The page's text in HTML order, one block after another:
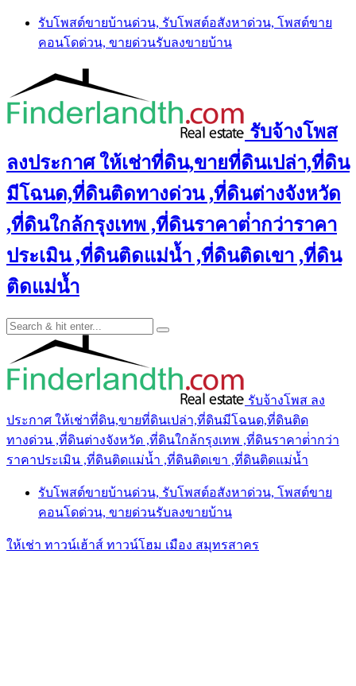
Skip
content
รับโพสต์ขายบ้านด่วน, รับโพสต์อสังหาด่วน, โพสต์ขาย
คอนโดด่วน, ขายด่วนรับลงขายบ้าน
รับจ้างโพส
ลงประกาศ ให้เช่าที่ดิน,ขายที่ดินเปล่า,ที่ดิน
มีโฉนด,ที่ดินติดทางด่วน ,ที่ดินต่างจังหวัด
,ที่ดินใกล้กรุงเทพ ,ที่ดินราคาต่ํากว่าราคา
ประเมิน ,ที่ดินติดแม่น้ำ ,ที่ดินติดเขา ,ที่ดิน
ติดแม่น้ำ
รับจ้างโพส ลง
ประกาศ ให้เช่าที่ดิน,ขายที่ดินเปล่า,ที่ดินมีโฉนด,ที่ดินติด
ทางด่วน ,ที่ดินต่างจังหวัด ,ที่ดินใกล้กรุงเทพ ,ที่ดินราคาต่ํากว่า
ราคาประเมิน ,ที่ดินติดแม่น้ำ ,ที่ดินติดเขา ,ที่ดินติดแม่น้ำ
รับโพสต์ขายบ้านด่วน, รับโพสต์อสังหาด่วน, โพสต์ขาย
คอนโดด่วน, ขายด่วนรับลงขายบ้าน
ให้เช่า ทาวน์เฮ้าส์ ทาวน์โฮม เมือง สมุทรสาคร